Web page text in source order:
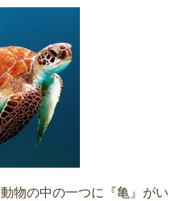
物の中の一つに『亀』がい